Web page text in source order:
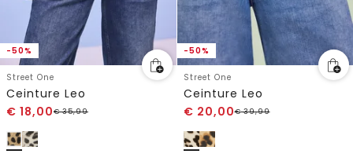
-50%
Street One
Ceinture Leo
€ 18,00€35,99
-50%
Street One
Ceinture Leo
€ 20,00€39,99